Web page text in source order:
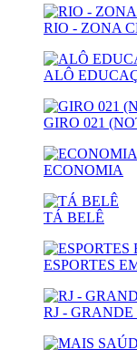
RIO - ZONA
ALÔ
GIRO 021
ECONOMIA
TÁ BELÊ
ESPORTES
RJ - GRANDE